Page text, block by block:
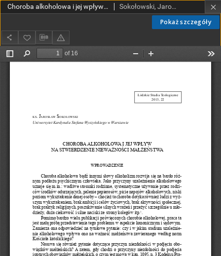
Pokaż szczegóły
Choroba alkoholowa i jej wpływ na stwierdzenie nieważności małżeństwa Sokołowski, Jaroslaw, ks.